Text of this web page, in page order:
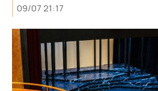
09/07 21:17